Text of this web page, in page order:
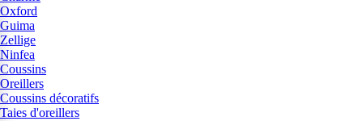
Oxford
Guima
Zellige
Ninfea
Coussins
Oreillers
Coussins décoratifs
Taies d'oreillers